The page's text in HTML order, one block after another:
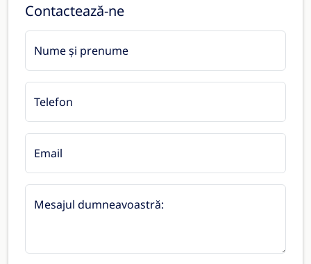
Contactează-ne
Nume și prenume
Telefon
Email
Mesajul dumneavoastră: